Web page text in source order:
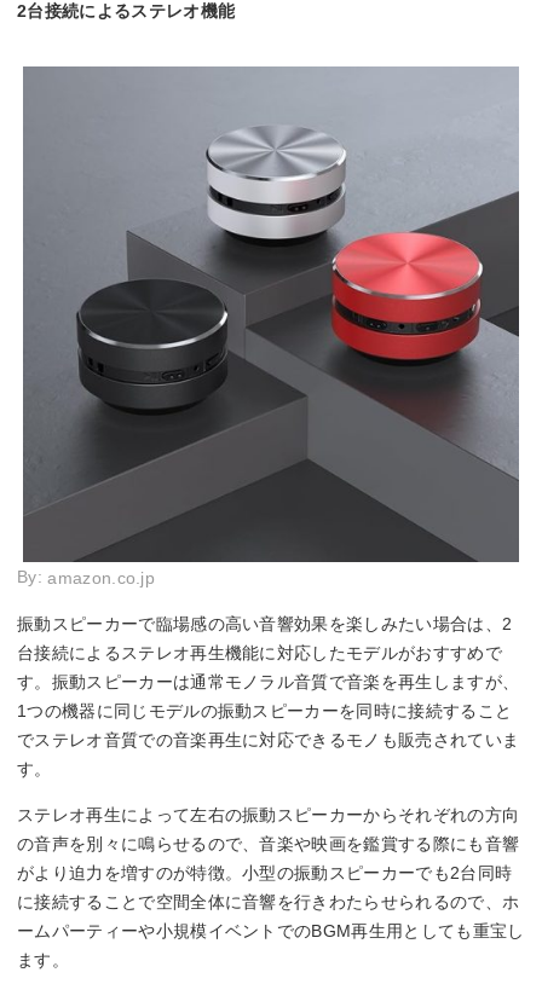
2台接続によるステレオ機能
By:amazon.co.jp
振動スピーカーで臨場感の高い音響効果を楽しみたい場合は、2
台接続によるステレオ再生機能に対応したモデルがおすすめで
す。振動スピーカーは通常モノラル音質で音楽を再生しますが、
1つの機器に同じモデルの振動スピーカーを同時に接続すること
でステレオ音質での音楽再生に対応できるモノも販売されていま
す。
ステレオ再生によって左右の振動スピーカーからそれぞれの方向
の音声を別々に鳴らせるので、音楽や映画を鑑賞する際にも音響
がより迫力を増すのが特徴。小型の振動スピーカーでも2台同時
に接続することで空間全体に音響を行きわたらせられるので、ホ
ームパーティーや小規模イベントでのBGM再生用としても重宝し
ます。